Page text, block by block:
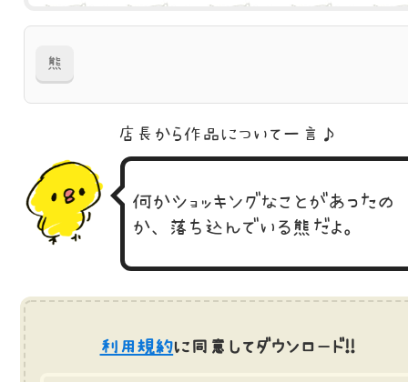
熊
店長から作品に ついて一言♪
何かショッキングなことがあったの
か、落ち込んでいる熊だよ。
利用規約に同意してダウンロード!!